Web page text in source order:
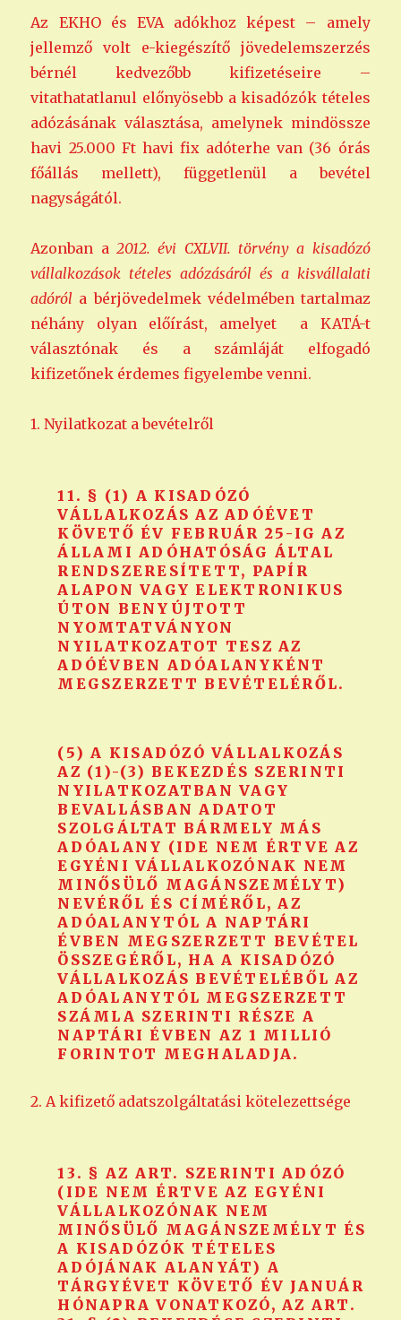
Az EKHO és EVA adókhoz képest – amely
jellemző volt e-kiegészítő jövedelemszerzés
bérnél kedvezőbb kifizetéseire –
vitathatatlanul előnyösebb a kisadózók tételes
adózásának választása, amelynek mindössze
havi 25.000 Ft havi fix adóterhe van (36 órás
főállás mellett), függetlenül a bevétel
nagyságától.
Azonban a2012. évi CXLVII. törvény a kisadózó
vállalkozások tételes adózásáról és a kisvállalati
adóról a bérjövedelmek védelmében tartalmaz
néhány olyan előírást, amelyet a KATÁ-t
választónak és a számláját elfogadó
kifizetőnek érdemes figyelembe venni.
1. Nyilatkozat a bevételről
11. § (1) A KISADÓZÓ
VÁLLALKOZÁS AZ ADÓÉVET
KÖVETŐ ÉV FEBRUÁR 25-IG AZ
ÁLLAMI ADÓHATÓSÁG ÁLTAL
RENDSZERESÍTETT, PAPÍR
ALAPON VAGY ELEKTRONIKUS
ÚTON BENYÚJTOTT
NYOMTATVÁNYON
NYILATKOZATOT TESZ AZ
ADÓÉVBEN ADÓALANYKÉNT
MEGSZERZETT BEVÉTELÉRŐL.
(5) A KISADÓZÓ VÁLLALKOZÁS
AZ (1)-(3) BEKEZDÉS SZERINTI
NYILATKOZATBAN VAGY
BEVALLÁSBAN ADATOT
SZOLGÁLTAT BÁRMELY MÁS
ADÓALANY (IDE NEM ÉRTVE AZ
EGYÉNI VÁLLALKOZÓNAK NEM
MINŐSÜLŐ MAGÁNSZEMÉLYT)
NEVÉRŐL ÉS CÍMÉRŐL, AZ
ADÓALANYTÓL A NAPTÁRI
ÉVBEN MEGSZERZETT BEVÉTEL
ÖSSZEGÉRŐL, HA A KISADÓZÓ
VÁLLALKOZÁS BEVÉTELÉBŐL AZ
ADÓALANYTÓL MEGSZERZETT
SZÁMLA SZERINTI RÉSZE A
NAPTÁRI ÉVBEN AZ 1 MILLIÓ
FORINTOT MEGHALADJA.
2. A kifizető adatszolgáltatási kötelezettsége
13. § AZ ART. SZERINTI ADÓZÓ
(IDE NEM ÉRTVE AZ EGYÉNI
VÁLLALKOZÓNAK NEM
MINŐSÜLŐ MAGÁNSZEMÉLYT ÉS
A KISADÓZÓK TÉTELES
ADÓJÁNAK ALANYÁT) A
TÁRGYÉVET KÖVETŐ ÉV JANUÁR
HÓNAPRA VONATKOZÓ, AZ ART.